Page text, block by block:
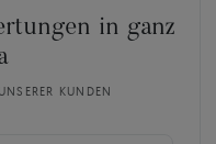
in ganz
KUNDEN